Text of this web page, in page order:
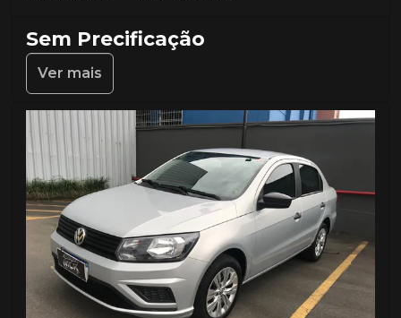
Sem Precificação
Ver mais